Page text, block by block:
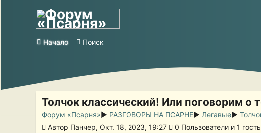
Начало Поиск
Толчок классический! Или поговорим о
Форум «Псарня»► РАЗГОВОРЫ НА ПСАРНЕ► Легавые►
Автор Панчер, Окт. 18, 2023, 19:27
0 Пользователи и 1